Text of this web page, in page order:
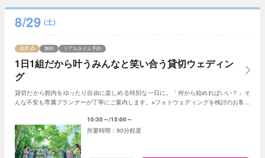
8/29 (土)
1日1組だから叶うみんなと笑い合う貸切ウェディン
グ
残席 無料 リアルタイム予約
貸切だから館内をゆったり自由に楽しめる特別な一日に。「何から始めればいい？」そ
んな不安も専属プランナーが丁寧にご案内します。※フォトウェディングを検討のお客様
10:30～ 15:00～
90分程度